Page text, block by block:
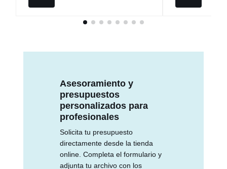
Asesoramiento y
presupuestos
personalizados para
profesionales
Solicita tu presupuesto
directamente desde la tienda
online. Completa el formulario y
adjunta tu archivo con los